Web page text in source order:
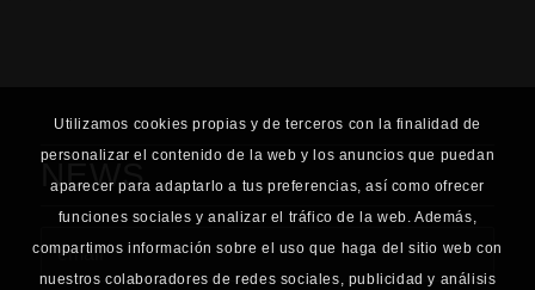
NEWS
Utilizamos cookies propias y de terceros con la finalidad de
personalizar el contenido de la web y los anuncios que puedan
aparecer para adaptarlo a tus preferencias, así como ofrecer
funciones sociales y analizar el tráfico de la web. Además,
compartimos información sobre el uso que haga del sitio web con
nuestros colaboradores de redes sociales, publicidad y análisis